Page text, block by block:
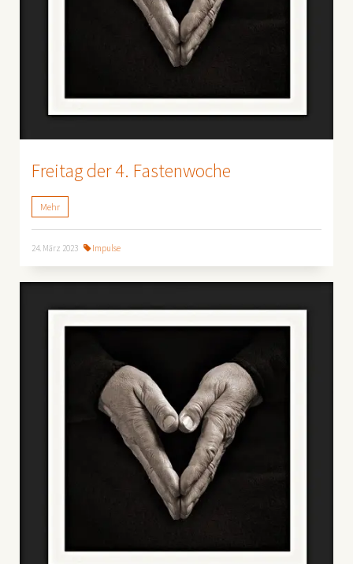
Freitag der 4. Fastenwoche
Mehr
24. März 2023 Impulse